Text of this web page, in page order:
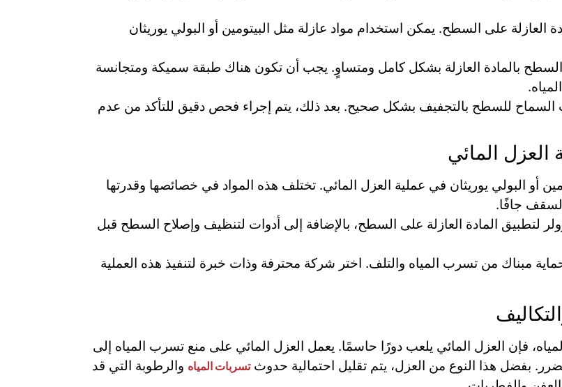
العازلة على السطح. يمكن استخدام مواد عازلة مثل البيتومين أو البولي يوريثان
السطح بالمادة العازلة بشكل كامل ومتساوٍ. يجب أن تكون هناك طبقة سميكة ومتجانسة
السماح للسطح بالتجفيف بشكل صحيح. بعد ذلك، يتم إجراء فحص دقيق للتأكد من عدم
العزل المائي
أو البولي يوريثان في عملية العزل المائي. تختلف هذه المواد في خصائصها وقدرتها
جافًا.
لتطبيق المادة العازلة على السطح، بالإضافة إلى أدوات لتنظيف وإصلاح السطح قبل
مبناك من تسرب المياه والتلف. اختر شركة محترفة وذات خبرة لتنفيذ هذه العملية
فإن العزل المائي يلعب دورًا حاسمًا. يعمل العزل المائي على منع تسرب المياه إلى
بفضل هذا النوع من العزل، يتم تقليل احتمالية حدوثتسربات المياه والرطوبة التي قد